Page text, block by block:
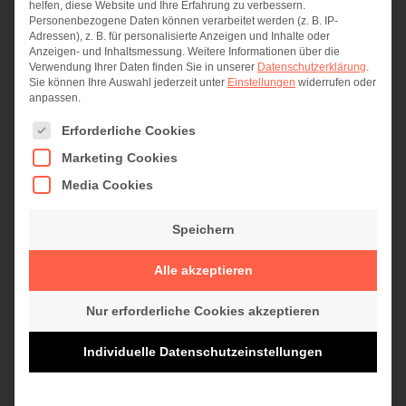
Ausgründung Unternehmenssoftware
Die E.S.H. Eichsfelder Systemhaus GmbH & Co.
zu einem renommierten IT-Dienstleister in der
Region herangewachsen. In dieser Zeit haben
sich drei starke Unternehmensbereiche – die IT-
helfen, diese Website und Ihre Erfahrung zu verbessern.
Personenbezogene Daten können verarbeitet werden (z. B. IP-
Adressen), z. B. für personalisierte Anzeigen und Inhalte oder
Anzeigen- und Inhaltsmessung. Weitere Informationen über die
Verwendung Ihrer Daten finden Sie in unserer Datenschutzerklärung.
Sie können Ihre Auswahl jederzeit unter Einstellungen widerrufen oder
anpassen.
Es folgt eine Liste der Service-Gruppen, für die eine
Erforderliche Cookies
Marketing Cookies
Media Cookies
Speichern
Alle akzeptieren
Nur erforderliche Cookies akzeptieren
Individuelle Datenschutzeinstellungen